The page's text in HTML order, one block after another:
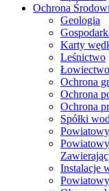
Ochrona
Geologia
Karty
Leśnictwo
Łowiectwo
Ochrona
Ochrona
Ochrona
Spółki
Instalacje